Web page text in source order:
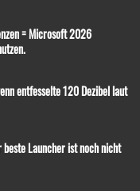
= Microsoft 2026
entfesselte 120 Dezibel laut
Launcher ist noch nicht